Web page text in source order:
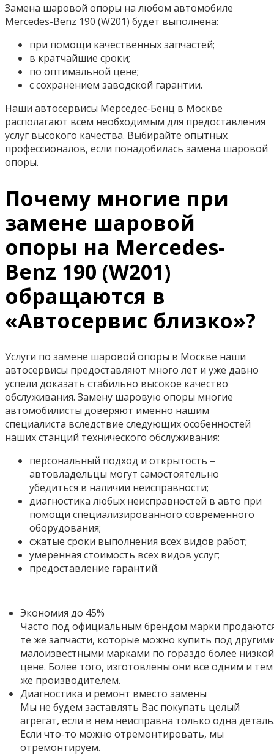
Замена шаровой опоры на любом автомобиле
Mercedes-Benz 190 (W201) будет выполнена:
при помощи качественных запчастей;
в кратчайшие сроки;
по оптимальной цене;
с сохранением заводской гарантии.
Наши автосервисы Мерседес-Бенц в Москве
располагают всем необходимым для предоставления
услуг высокого качества. Выбирайте опытных
профессионалов, если понадобилась замена шаровой
опоры.
Почему многие при
замене шаровой
опоры на Mercedes-
Benz 190 (W201)
обращаются в
«Автосервис близко»?
Услуги по замене шаровой опоры в Москве наши
автосервисы предоставляют много лет и уже давно
успели доказать стабильно высокое качество
обслуживания. Замену шаровую опоры многие
автомобилисты доверяют именно нашим
специалиста вследствие следующих особенностей
наших станций технического обслуживания:
персональный подход и открытость –
автовладельцы могут самостоятельно
убедиться в наличии неисправности;
диагностика любых неисправностей в авто при
помощи специализированного современного
оборудования;
сжатые сроки выполнения всех видов работ;
умеренная стоимость всех видов услуг;
предоставление гарантий.
Экономия до 45%
Часто под официальным брендом марки
те же запчасти, которые можно купить под
малоизвестными марками по гораздо более низкой
цене. Более того, изготовлены они все одним и тем
же производителем.
Диагностика и ремонт вместо замены
Мы не будем заставлять Вас покупать целый
агрегат, если в нем неисправна только одна
Если что-то можно отремонтировать, мы
отремонтируем.